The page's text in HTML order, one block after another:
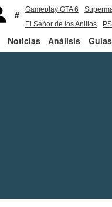
Gameplay GTA 6
El Señor de los Anillos
Noticias Análisis Guías